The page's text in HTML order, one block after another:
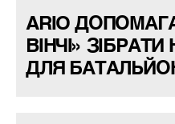
ARIO
ВІНЧІ»
ДЛЯ